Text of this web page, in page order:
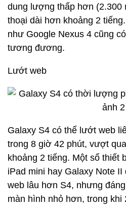
dung lượng thấp hơn (2.300
thoại dài hơn khoảng 2
như Google Nexus 4 cũng
tương đương.
Lướt web
Galaxy S4 có thể lướt web
trong 8 giờ 42 phút, vượt
khoảng 2 tiếng. Một số thiết
iPad mini hay Galaxy Note
web lâu hơn S4, nhưng
màn hình nhỏ hơn, trong khi